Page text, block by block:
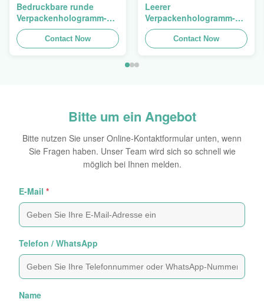
Bedruckbare runde
Verpackenhologramm-
ursprünglicher
Aufkleber-ganz
eigenhändig geschriebe
Contact Now
Leerer
Verpackenhologramm-
Sicherheits-Aufkleber-
Besetzer-offensichtlicher
Hologramm-Aufkleber
Contact Now
Bitte um ein Angebot
Bitte nutzen Sie unser Online-Kontaktformular unten, wenn
Sie Fragen haben. Unser Team wird sich so schnell wie
möglich bei Ihnen melden.
E-Mail *
Telefon / WhatsApp
Name